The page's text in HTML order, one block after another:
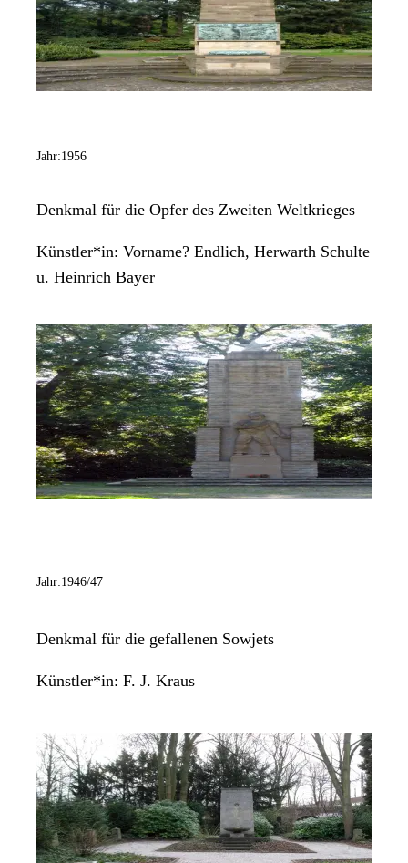
Jahr:1956
Denkmal für die Opfer des Zweiten Weltkrieges
Künstler*in: Vorname? Endlich, Herwarth Schulte
u. Heinrich Bayer
Jahr:1946/47
Denkmal für die gefallenen Sowjets
Künstler*in: F. J. Kraus